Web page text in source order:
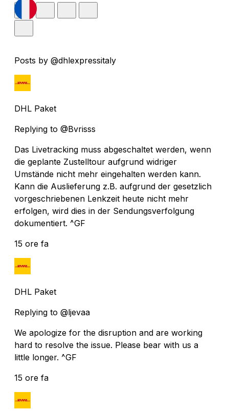
Posts by @dhlexpressitaly
DHL Paket
Replying to @Bvrisss
Das Livetracking muss abgeschaltet werden, wenn
die geplante Zustelltour aufgrund widriger
Umstände nicht mehr eingehalten werden kann.
Kann die Auslieferung z.B. aufgrund der gesetzlich
vorgeschriebenen Lenkzeit heute nicht mehr
erfolgen, wird dies in der Sendungsverfolgung
dokumentiert. ^GF
15 ore fa
DHL Paket
Replying to @ljevaa
We apologize for the disruption and are working
hard to resolve the issue. Please bear with us a
little longer. ^GF
15 ore fa